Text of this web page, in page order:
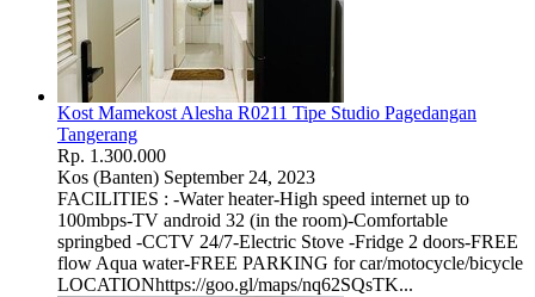
Kost Mamekost Alesha R0211 Tipe Studio Pagedangan
Tangerang
Rp. 1.300.000
Kos (Banten) September 24, 2023
FACILITIES : -Water heater-High speed internet up to
100mbps-TV android 32 (in the room)-Comfortable
springbed -CCTV 24/7-Electric Stove -Fridge 2 doors-FREE
flow Aqua water-FREE PARKING for car/motocycle/bicycle
LOCATIONhttps://goo.gl/maps/nq62SQsTK...